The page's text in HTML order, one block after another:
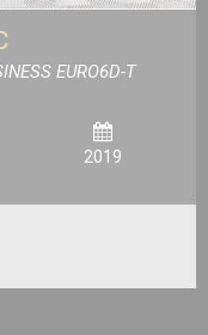
EURO6D-T
2019